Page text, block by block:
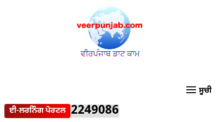
ਈ-ਲਰਨਿੰਗ ਪੋਰਟਲ 2249086